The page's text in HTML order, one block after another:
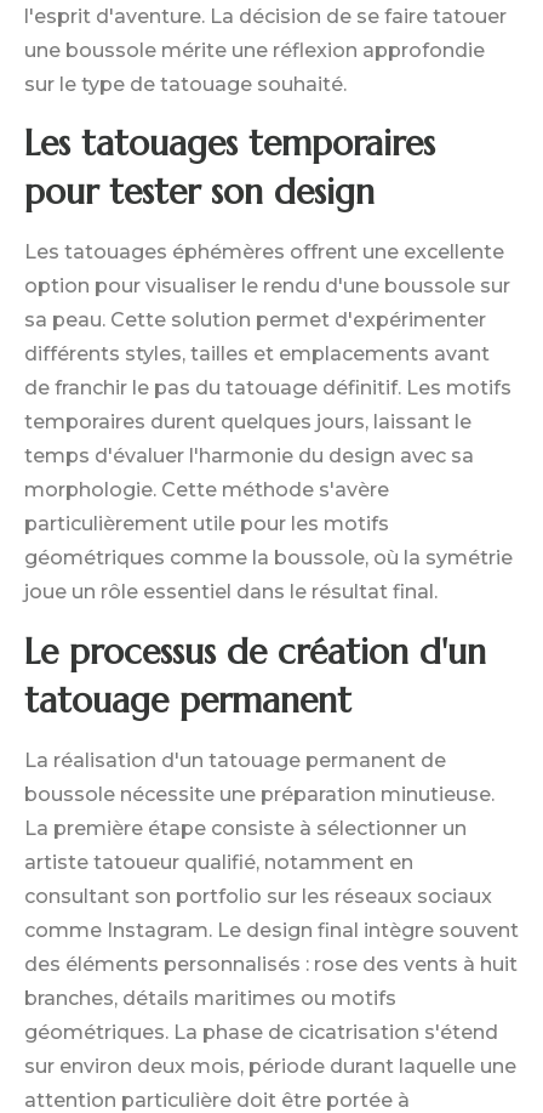
l'esprit d'aventure. La décision de se faire tatouer
une boussole mérite une réflexion approfondie
sur le type de tatouage souhaité.
Les tatouages temporaires
pour tester son design
Les tatouages éphémères offrent une excellente
option pour visualiser le rendu d'une boussole sur
sa peau. Cette solution permet d'expérimenter
différents styles, tailles et emplacements avant
de franchir le pas du tatouage définitif. Les motifs
temporaires durent quelques jours, laissant le
temps d'évaluer l'harmonie du design avec sa
morphologie. Cette méthode s'avère
particulièrement utile pour les motifs
géométriques comme la boussole, où la symétrie
joue un rôle essentiel dans le résultat final.
Le processus de création d'un
tatouage permanent
La réalisation d'un tatouage permanent de
boussole nécessite une préparation minutieuse.
La première étape consiste à sélectionner un
artiste tatoueur qualifié, notamment en
consultant son portfolio sur les réseaux sociaux
comme Instagram. Le design final intègre souvent
des éléments personnalisés : rose des vents à huit
branches, détails maritimes ou motifs
géométriques. La phase de cicatrisation s'étend
sur environ deux mois, période durant laquelle une
attention particulière doit être portée à